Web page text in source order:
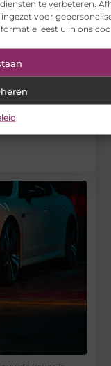
te verbeteren.
voor
leest u in ons